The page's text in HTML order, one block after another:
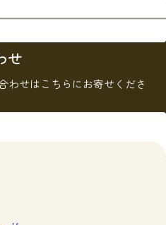
せ
わせはこちらにお寄せくださ